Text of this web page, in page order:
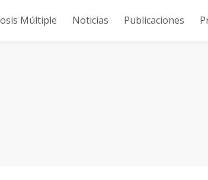
Múltiple Noticias Publicaciones